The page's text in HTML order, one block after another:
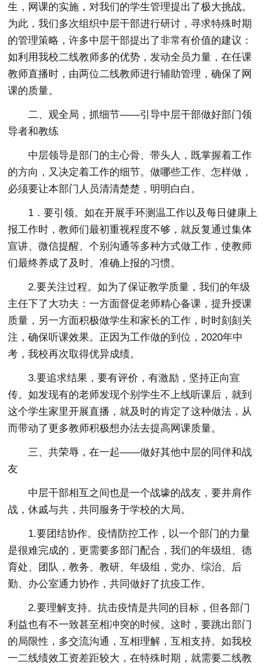
生，网课的实施，对我们的学生管理提出了极大挑战。
为此，我们多次组织中层干部进行研讨，寻求特殊时期
的管理策略，许多中层干部提出了非常有价值的建议：
如利用我校二线教师多的优势，发动全员力量，在任课
教师直播时，由两位二线教师进行辅助管理，确保了网
课的质量。
二、观全局，抓细节——引导中层干部做好部门领
导者和教练
中层领导是部门的主心骨、带头人，既掌握着工作
的方向，又决定着工作的细节。做哪些工作、怎样做，
必须要让本部门人员清清楚楚，明明白白。
1．要引领。如在开展手环测温工作以及每日健康上
报工作时，教师们最初重视程度不够，就反复通过集体
宣讲、微信提醒、个别沟通等多种方式做工作，使教师
们最终养成了及时、准确上报的习惯。
2.要关注过程。如为了保证教学质量，我们的年级
主任下了大功夫：一方面督促老师精心备课，提升授课
质量，另一方面积极做学生和家长的工作，时时刻刻关
注，确保听课效果。正因为工作做的到位，2020年中
考，我校再次取得优异成绩。
3.要追求结果，要有评价，有激励，坚持正向宣
传。如发现有的老师发现个别学生不上线听课后，就到
这个学生家里开展直播，就及时的肯定了这种做法，从
而带动了更多教师积极想办法去提高网课质量。
三、共荣辱，在一起——做好其他中层的同伴和战
友
中层干部相互之间也是一个战壕的战友，要并肩作
战，休戚与共，共同服务于学校的大局。
1.要团结协作。疫情防控工作，以一个部门的力量
是很难完成的，更需要多部门配合，我们的年级组、德
育处、团队，教务、教研、年级组，党办、综治、后
勤、办公室通力协作，共同做好了抗疫工作。
2.要理解支持。抗击疫情是共同的目标，但各部门
利益也有不一致甚至相冲突的时候。这时，要跳出部门
的局限性，多交流沟通，互相理解，互相支持。如我校
一二线绩效工资差距较大，在特殊时期，就需要二线教